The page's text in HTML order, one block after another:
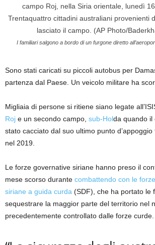
I familiari salgono a bordo di un furgone diretto
Sono stati caricati su piccoli autobus per
partenza dal Paese. Un veicolo militare ha
Migliaia di persone si ritiene siano legate
Roj e un secondo campo, sub-Holda quando il
stato cacciato dal suo ultimo punto
nel 2019.
Le forze governative siriane hanno preso il
mese scorso durante combattendo con le
siriane a guida curda (SDF), che ha portato le
sequestrare la maggior parte del territorio nel
precedentemente controllato dalle forze curde.